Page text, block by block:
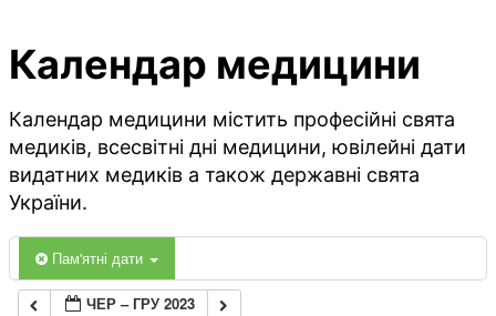
Календар медицини
Календар медицини містить професійні свята
медиків, всесвітні дні медицини, ювілейні дати
видатних медиків а також державні свята
України.
Пам'ятні дати
ЧЕР – ГРУ 2023